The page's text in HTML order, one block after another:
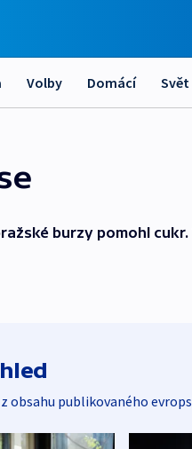
Volby Domácí Svět
burzy pomohl
obsahu publikovaného